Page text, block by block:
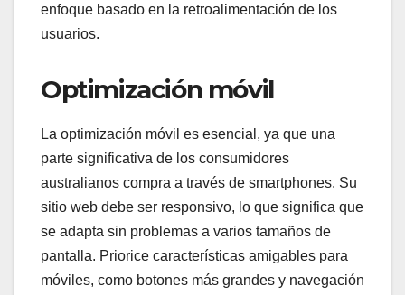
enfoque basado en la retroalimentación de los
usuarios.
Optimización móvil
La optimización móvil es esencial, ya que una
parte significativa de los consumidores
australianos compra a través de smartphones. Su
sitio web debe ser responsivo, lo que significa que
se adapta sin problemas a varios tamaños de
pantalla. Priorice características amigables para
móviles, como botones más grandes y navegación